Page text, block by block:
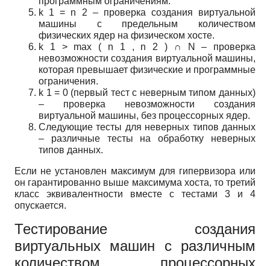
k 1 = n 2 – проверка создания виртуальной
машины с предельным количеством
физических ядер на физическом хосте.
k
1 > max ( n 1 , n 2 ) ∩ N
– проверка
невозможности создания виртуальной машины,
которая превышает физические и программные
ограничения.
k 1 = 0 (первый тест с неверным типом данных)
– проверка невозможности создания
виртуальной машины, без процессорных ядер.
Следующие тесты для неверных типов данных
– различные тесты на обработку неверных
типов данных.
Если не установлен максимум для гипервизора или
он гарантированно выше максимума хоста, то третий
класс эквивалентности вместе с тестами 3 и 4
опускается.
Тестирование создания
виртуальных машин с различным
количеством процессорных